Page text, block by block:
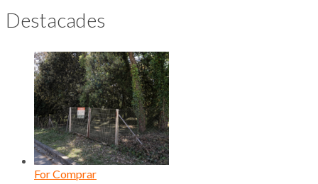
Destacades
For Comprar